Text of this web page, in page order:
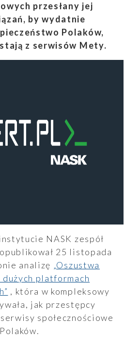
przesłany jej
by wydatnie
Polaków,
z serwisów Mety.
NASK zespół
25 listopada
analizę „Oszustwa
dużych platformach
, która w kompleksowy
jak przestępcy
społecznościowe